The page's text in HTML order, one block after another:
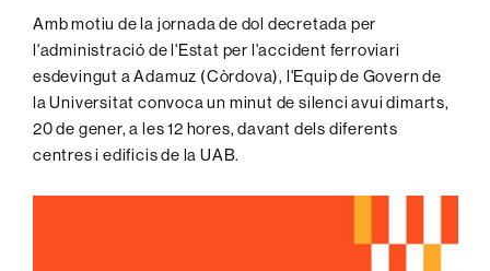
Amb motiu de la jornada de dol decretada per
l'administració de l'Estat per l'accident ferroviari
esdevingut a Adamuz (Còrdova), l'Equip de Govern de
la Universitat convoca un minut de silenci avui dimarts,
20 de gener, a les 12 hores, davant dels diferents
centres i edificis de la UAB.